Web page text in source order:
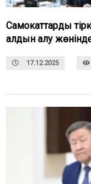
Самокаттарды
алдын алу
17.12.2025